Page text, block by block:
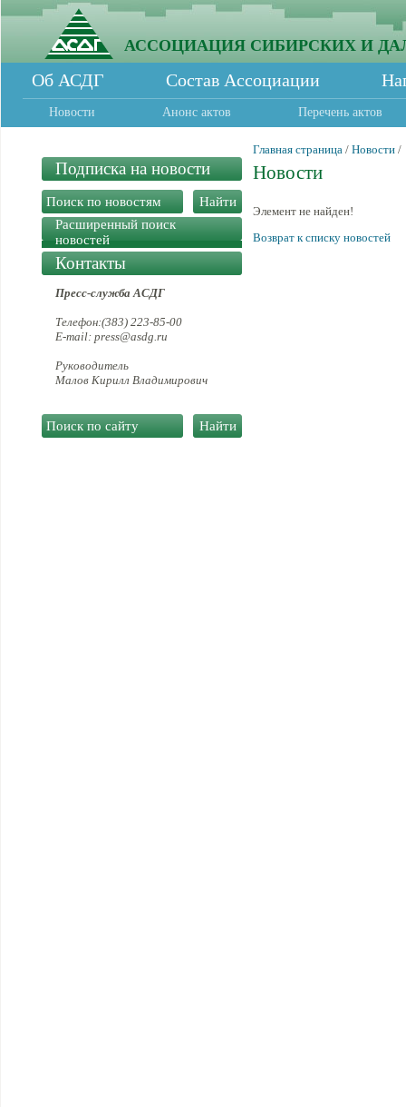
АССОЦИАЦИЯ СИБИРСКИХ И
Об АСДГ Состав Ассоциации
Новости Анонс актов Перечень актов
Подписка на новости
Расширенный поиск
новостей
Контакты
Пресс-служба АСДГ
Телефон:(383) 223-85-00
E-mail: press@asdg.ru
Руководитель
Малов Кирилл Владимирович
Главная страница / Новости /
Новости
Элемент не найден!
Возврат к списку новостей